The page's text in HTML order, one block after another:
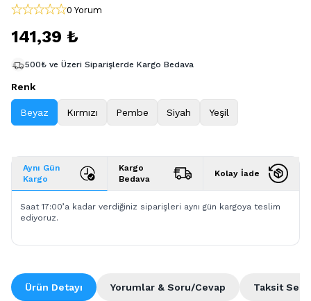
0 Yorum
141,39 ₺
500₺ ve Üzeri Siparişlerde Kargo Bedava
Renk
Beyaz Kırmızı Pembe Siyah Yeşil
Aynı Gün
Kargo
Kargo
Bedava
Kolay İade
Saat 17:00’a kadar verdiğiniz siparişleri aynı gün kargoya teslim
ediyoruz.
Ürün Detayı Taksit
Yorumlar & Soru/Cevap